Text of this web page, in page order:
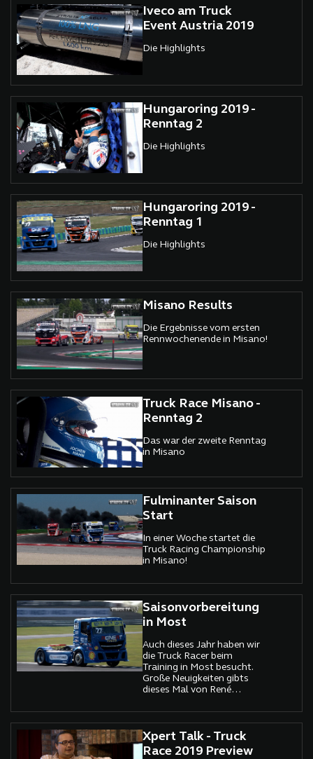
Iveco am Truck
Event Austria 2019
Die Highlights
Hungaroring 2019 -
Renntag 2
Die Highlights
Hungaroring 2019 -
Renntag 1
Die Highlights
Misano Results
Die Ergebnisse vom ersten
Rennwochenende in Misano!
Truck Race Misano -
Renntag 2
Das war der zweite Renntag
in Misano
Fulminanter Saison
Start
In einer Woche startet die
Truck Racing Championship
in Misano!
Saisonvorbereitung
in Most
Auch dieses Jahr haben wir
die Truck Racer beim
Training in Most besucht.
Große Neuigkeiten gibts
dieses Mal von René
Xpert Talk - Truck
Race 2019 Preview